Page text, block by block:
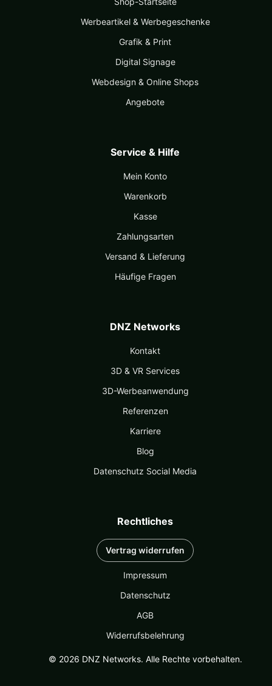
Werbeartikel & Werbegeschenke
Grafik & Print
Digital Signage
Webdesign & Online Shops
Angebote
Service & Hilfe
Mein Konto
Warenkorb
Kasse
Zahlungsarten
Versand & Lieferung
Häufige Fragen
DNZ Networks
Kontakt
3D & VR Services
3D-Werbeanwendung
Referenzen
Karriere
Blog
Datenschutz Social Media
Rechtliches
Vertrag widerrufen
Impressum
Datenschutz
AGB
Widerrufsbelehrung
© 2026 DNZ Networks. Alle Rechte vorbehalten.